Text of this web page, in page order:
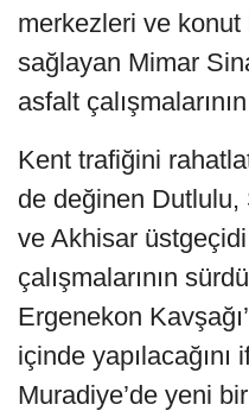
merkezleri ve konut
sağlayan Mimar
asfalt
Kent trafiğini
de değinen Dutlulu,
ve Akhisar
çalışmalarının
Ergenekon
içinde
Muradiye’de yeni